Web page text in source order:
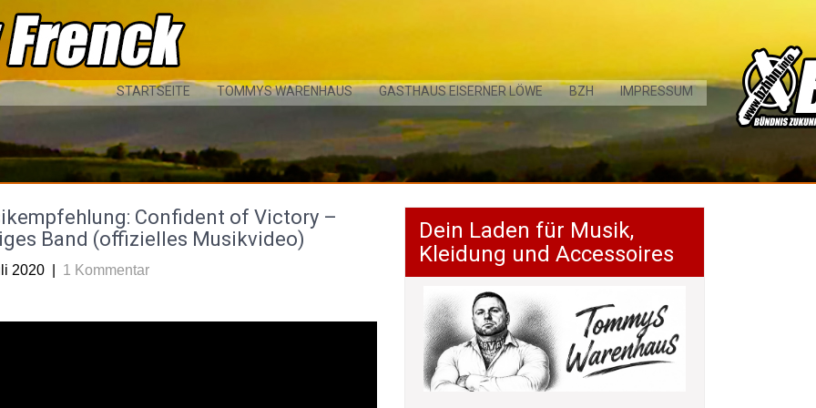
STARTSEITE TOMMYS WARENHAUS GASTHAUS EISERNER LÖWE BZH IMPRESSUM
Confident of Victory –
Band (offizielles Musikvideo)
2020 1 Kommentar
Dein Laden für Musik,
Kleidung und Accessoires